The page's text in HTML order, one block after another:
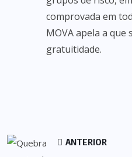
comprovada em
MOVA apela a que
gratuitidade.
ANTERIOR